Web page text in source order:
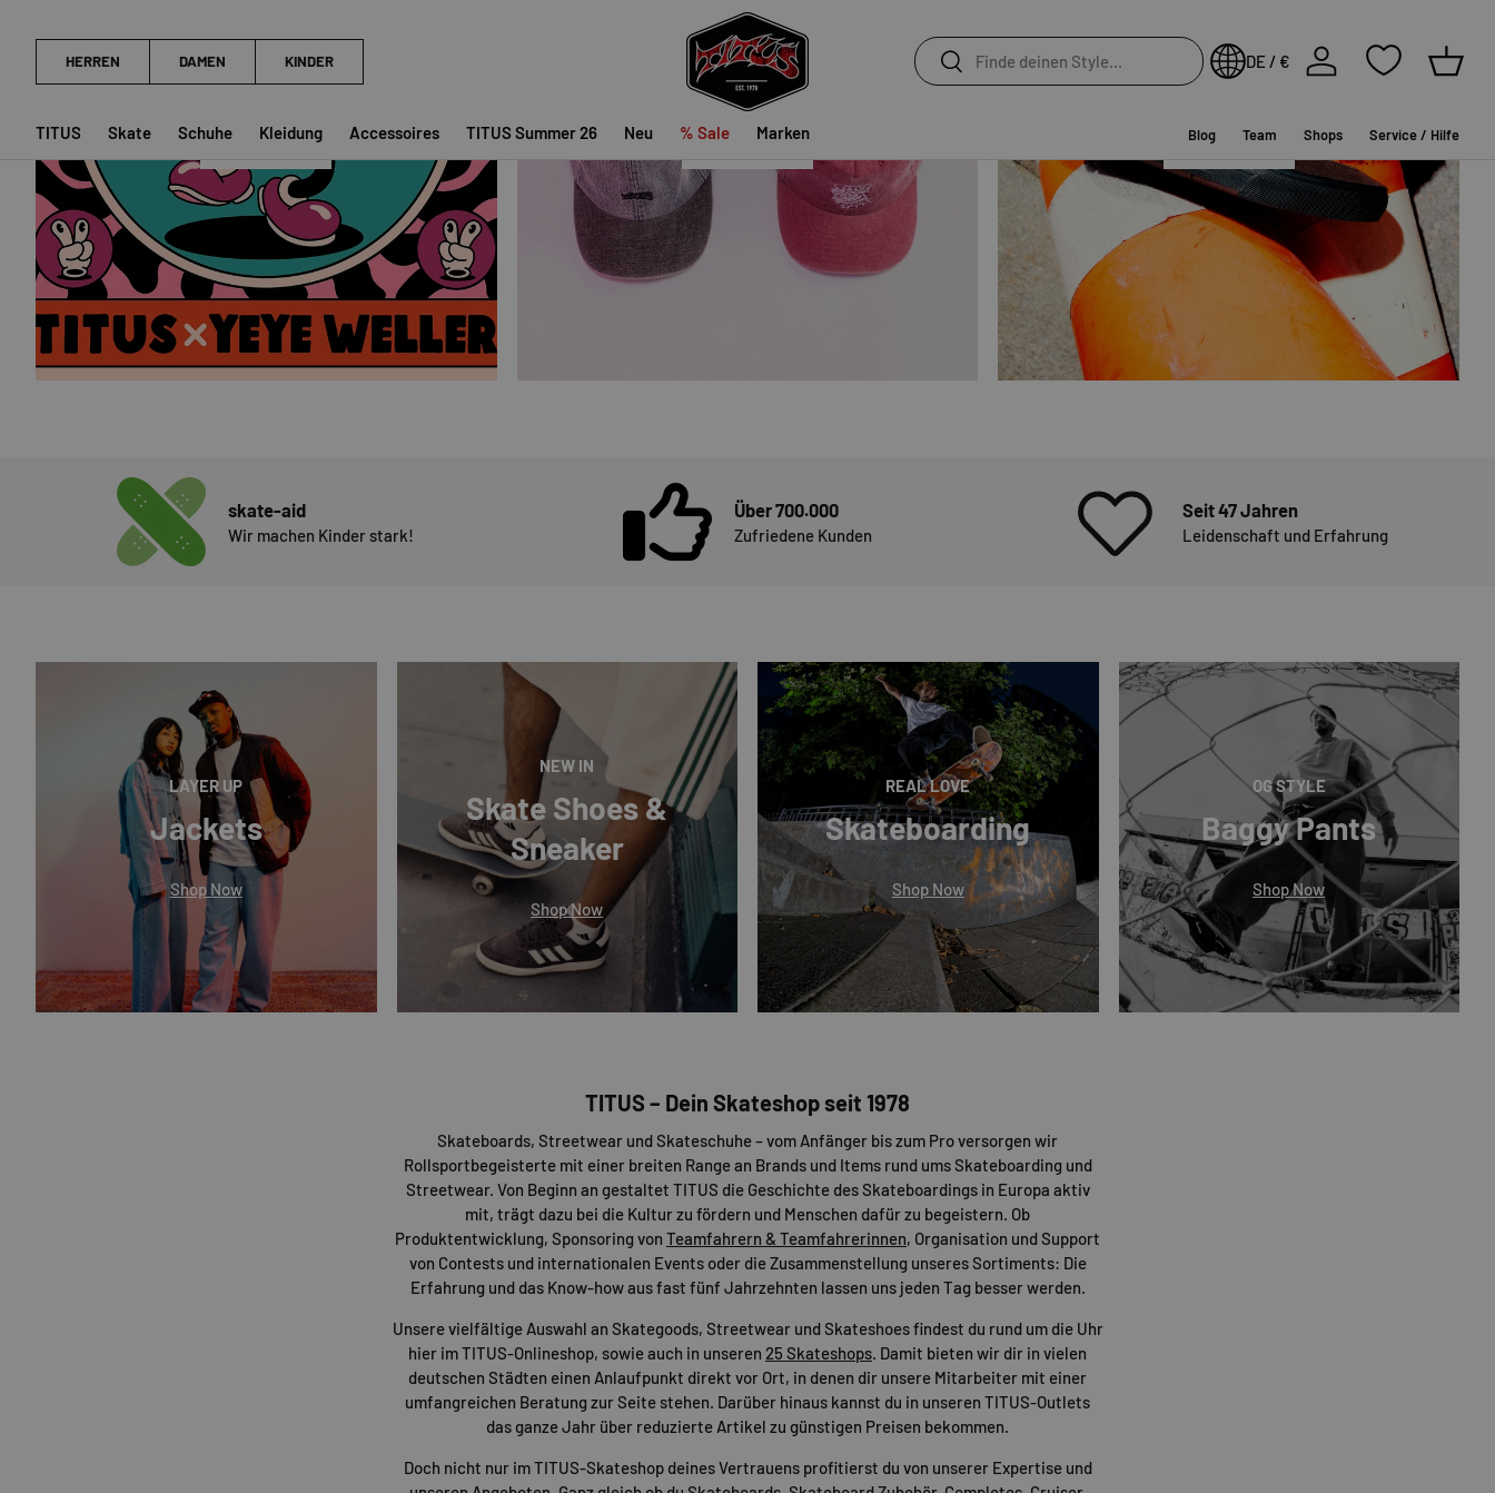
Suchen
Suchen DE / €
Einloggen
TITUS Skate Schuhe Kleidung Accessoires TITUS Summer 26 Neu % Sale Marken Blog Team Shops Service / Hilfe
ACCESSOIRES
SHOP NOW
skate-aid
Wir machen Kinder stark!
Über 700.000
Zufriedene Kunden
Seit 47 Jahren
Leidenschaft und Erfahrung
LAYER UP
Jackets
Shop Now
NEW IN
Skate Shoes &
Sneaker
Shop Now
REAL LOVE
Skateboarding
Shop Now
OG STYLE
Baggy Pants
Shop Now
TITUS – Dein Skateshop seit 1978
Skateboards, Streetwear und Skateschuhe – vom Anfänger bis zum Pro versorgen wir
Rollsportbegeisterte mit einer breiten Range an Brands und Items rund ums Skateboarding und
Streetwear. Von Beginn an gestaltet TITUS die Geschichte des Skateboardings in Europa aktiv
mit, trägt dazu bei die Kultur zu fördern und Menschen dafür zu begeistern. Ob
Produktentwicklung, Sponsoring von Teamfahrern & Teamfahrerinnen, Organisation und Support
von Contests und internationalen Events oder die Zusammenstellung unseres Sortiments: Die
Erfahrung und das Know-how aus fast fünf Jahrzehnten lassen uns jeden Tag besser werden.
Unsere vielfältige Auswahl an Skategoods, Streetwear und Skateshoes findest du rund um die Uhr
hier im TITUS-Onlineshop, sowie auch in unseren 25 Skateshops. Damit bieten wir dir in vielen
deutschen Städten einen Anlaufpunkt direkt vor Ort, in denen dir unsere Mitarbeiter mit einer
umfangreichen Beratung zur Seite stehen. Darüber hinaus kannst du in unseren TITUS-Outlets
das ganze Jahr über reduzierte Artikel zu günstigen Preisen bekommen.
Doch nicht nur im TITUS-Skateshop deines Vertrauens profitierst du von unserer Expertise und